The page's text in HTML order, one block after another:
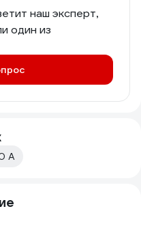
наш эксперт,
один из
А